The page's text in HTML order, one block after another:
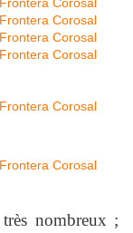
très nombreux ;